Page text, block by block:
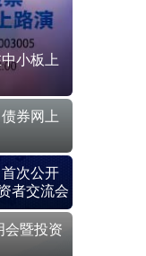
小板上
券网上
次公开
者交流会
会暨投资